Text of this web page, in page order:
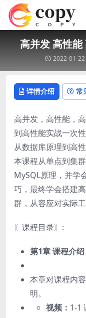
高并发 高性
2022-01-22
详情介绍 常
高并发，高性能，
到高性能实战一次
从数据库原理到高
本课程从单点到集
MySQL原理，并学
巧，最终学会搭建
群，从容应对实际
〖课程目录〗:
第1章 课程介绍
本章对课程内
明。
视频： 1-1